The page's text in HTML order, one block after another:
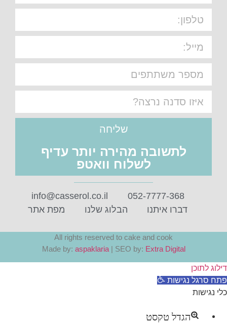
שליחה
לתשובה מהירה יותר עדיף
לשלוח וואטפ
052-7777-368
info@casserol.co.il
דברו איתנו
הבלוג שלנו מפת אתר
All rights reserved to cake and cook
Made by:aspaklaria| SEO by:Extra Digital
לתוכן
סרגל נגישות
הגדל טקסט